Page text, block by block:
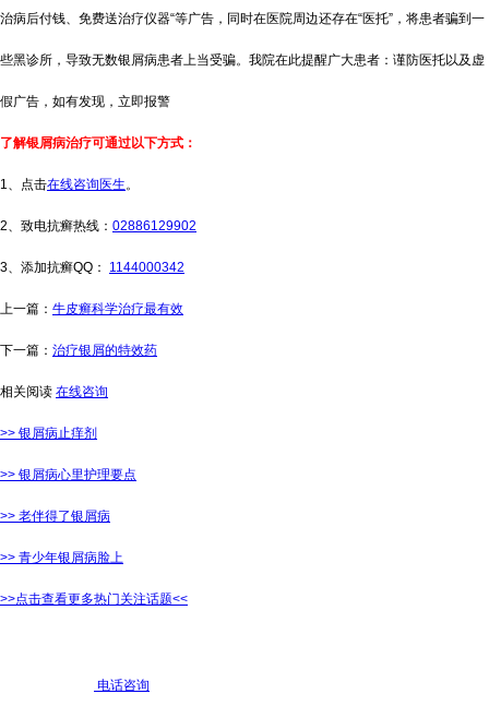
治病后付钱、免费送治疗仪器“等广告，同时在医院周边还存在“医托”，将患者骗到一
些黑诊所，导致无数银屑病患者上当受骗。我院在此提醒广大患者：谨防医托以及虚
假广告，如有发现，立即报警
了解银屑病治疗可通过以下方式：
1、点击在线咨询医生。
2、致电抗癣热线： 02886129902
3、添加抗癣QQ： 1144000342
上一篇： 牛皮癣科学治疗最有效
下一篇： 治疗银屑的特效药
相关阅读 在线咨询
>> 银屑病止痒剂
>> 银屑病心里护理要点
>> 老伴得了银屑病
>> 青少年银屑病脸上
>>点击查看更多热门关注话题<<
电话咨询